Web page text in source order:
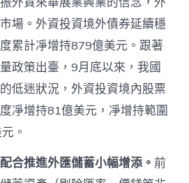
場。外資投資境外債券延續穩
累計凈增持879億美元。跟著
政策出臺，9月底以來，我國
低迷狀況，外資投資境內股票
凈增持81億美元，凈增持範圍
。
合推進外匯儲蓄小幅增添。 前